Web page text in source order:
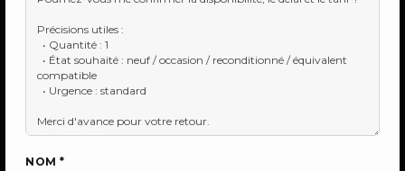
NOM *
Omron Sysmac (CP/CJ/CQM1/NT/NS)
Catalogue produits
Recherche référence
Vendez votre matériel
CONTACT & DEVIS